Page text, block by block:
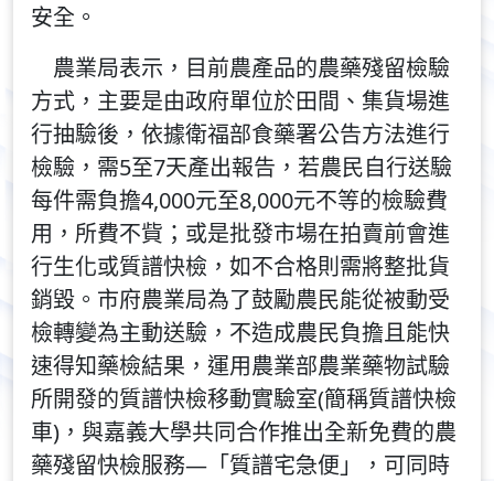
安全。
農業局表示，目前農產品的農藥殘留檢驗
方式，主要是由政府單位於田間、集貨場進
行抽驗後，依據衛福部食藥署公告方法進行
檢驗，需5至7天產出報告，若農民自行送驗
每件需負擔4,000元至8,000元不等的檢驗費
用，所費不貲；或是批發市場在拍賣前會進
行生化或質譜快檢，如不合格則需將整批貨
銷毀。市府農業局為了鼓勵農民能從被動受
檢轉變為主動送驗，不造成農民負擔且能快
速得知藥檢結果，運用農業部農業藥物試驗
所開發的質譜快檢移動實驗室(簡稱質譜快檢
車)，與嘉義大學共同合作推出全新免費的農
藥殘留快檢服務—「質譜宅急便」，可同時